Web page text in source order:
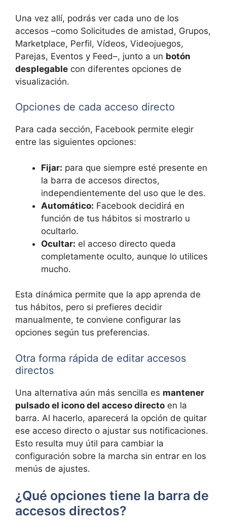
Una vez allí, podrás ver cada uno de los
accesos –como Solicitudes de amistad, Grupos,
Marketplace, Perfil, Vídeos, Videojuegos,
Parejas, Eventos y Feed–, junto a un botón
desplegable con diferentes opciones de
visualización.
Opciones de cada acceso directo
Para cada sección, Facebook permite elegir
entre las siguientes opciones:
Fijar: para que siempre esté presente en
la barra de accesos directos,
independientemente del uso que le des.
Automático: Facebook decidirá en
función de tus hábitos si mostrarlo u
ocultarlo.
Ocultar: el acceso directo queda
completamente oculto, aunque lo utilices
mucho.
Esta dinámica permite que la app aprenda de
tus hábitos, pero si prefieres decidir
manualmente, te conviene configurar las
opciones según tus preferencias.
Otra forma rápida de editar accesos
directos
Una alternativa aún más sencilla es mantener
pulsado el icono del acceso directo en la
barra. Al hacerlo, aparecerá la opción de quitar
ese acceso directo o ajustar sus notificaciones.
Esto resulta muy útil para cambiar la
configuración sobre la marcha sin entrar en los
menús de ajustes.
¿Qué opciones tiene la barra de
accesos directos?